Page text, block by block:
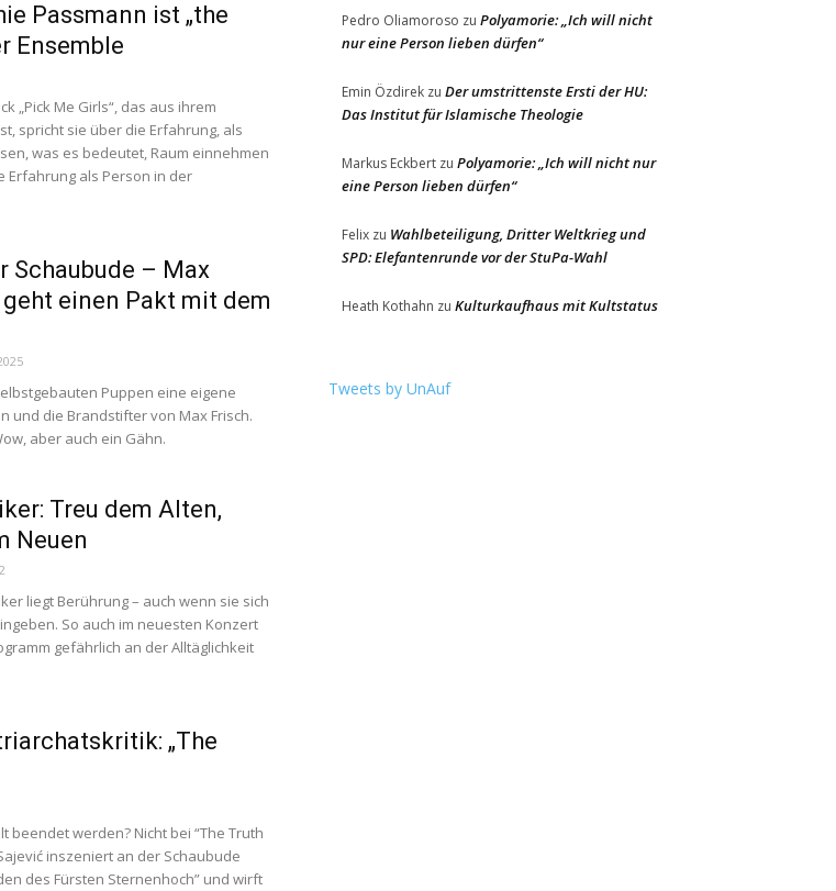
Passmann ist „the
Ensemble
„Pick Me Girls“, das aus ihrem
spricht sie über die Erfahrung, als
was es bedeutet, Raum einnehmen
Erfahrung als Person in der
Schaubude – Max
einen Pakt mit dem
Puppen eine eigene
und die Brandstifter von Max Frisch.
aber auch ein Gähn.
Treu dem Alten,
Neuen
liegt Berührung – auch wenn sie sich
So auch im neuesten Konzert
gefährlich an der Alltäglichkeit
„The
beendet werden? Nicht bei “The Truth
inszeniert an der Schaubude
des Fürsten Sternenhoch” und wirft
Pedro Oliamoroso zu Polyamorie: „Ich will nicht
nur eine Person lieben dürfen“
Emin Özdirek zu Der umstrittenste Ersti der HU:
Das Institut für Islamische Theologie
Markus Eckbert zu Polyamorie: „Ich will nicht nur
eine Person lieben dürfen“
Felix zu Wahlbeteiligung, Dritter Weltkrieg und
SPD: Elefantenrunde vor der StuPa-Wahl
Heath Kothahn zu Kulturkaufhaus mit Kultstatus
Tweets by UnAuf